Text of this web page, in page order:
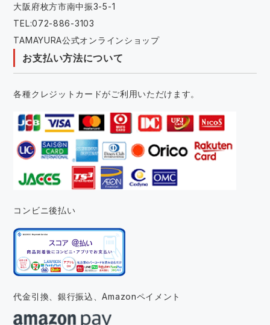
大阪府枚方市南中振3-5-1
TEL:072-886-3103
TAMAYURA公式オンラインショップ
お支払い方法について
各種クレジットカードがご利用いただけます。
コンビニ後払い
代金引換、銀行振込、Amazonペイメント